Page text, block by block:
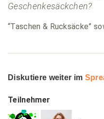
Geschenkesäckchen?
“Taschen & Rucksäcke”
Diskutiere weiter im
Teilnehmer